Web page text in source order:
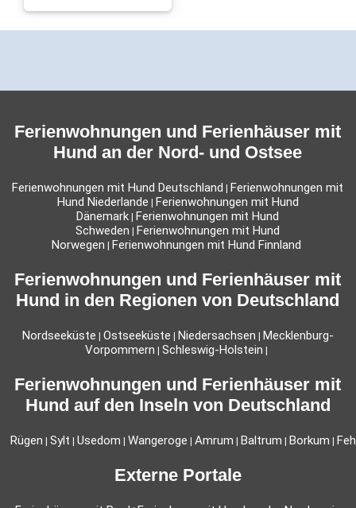
Ferienwohnungen und Ferienhäuser mit
Hund an der Nord- und Ostsee
Ferienwohnungen mit Hund Deutschland | Ferienwohnungen mit
Hund Niederlande | Ferienwohnungen mit Hund
Dänemark | Ferienwohnungen mit Hund
Schweden | Ferienwohnungen mit Hund
Norwegen | Ferienwohnungen mit Hund Finnland
Ferienwohnungen und Ferienhäuser mit
Hund in den Regionen von Deutschland
Nordseeküste | Ostseeküste | Niedersachsen | Mecklenburg-
Vorpommern |Schleswig-Holstein |
Ferienwohnungen und Ferienhäuser mit
Hund auf den Inseln von Deutschland
Rügen |Sylt |Usedom |Wangeroge |Amrum | Baltrum | Borkum |
Externe Portale